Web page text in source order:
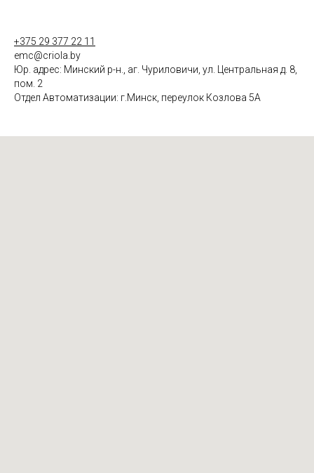
+375 29 377 22 11
emc@criola.by
Юр. адрес: Минский р-н., аг. Чуриловичи, ул. Центральная д. 8,
пом. 2
Отдел Автоматизации: г.Минск, переулок Козлова 5А